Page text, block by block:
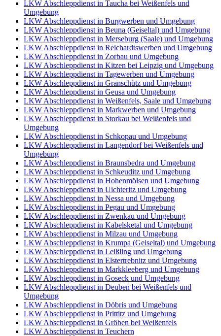
LKW Abschleppdienst in Taucha bei Weißenfels und
Umgebung
LKW Abschleppdienst in Burgwerben und Umgebung
LKW Abschleppdienst in Beuna (Geiseltal) und Umgebung
LKW Abschleppdienst in Merseburg (Saale) und Umgebung
LKW Abschleppdienst in Reichardtswerben und Umgebung
LKW Abschleppdienst in Zorbau und Umgebung
LKW Abschleppdienst in Kitzen bei Leipzig und Umgebung
LKW Abschleppdienst in Tagewerben und Umgebung
LKW Abschleppdienst in Granschütz und Umgebung
LKW Abschleppdienst in Geusa und Umgebung
LKW Abschleppdienst in Weißenfels, Saale und Umgebung
LKW Abschleppdienst in Markwerben und Umgebung
LKW Abschleppdienst in Storkau bei Weißenfels und
Umgebung
LKW Abschleppdienst in Schkopau und Umgebung
LKW Abschleppdienst in Langendorf bei Weißenfels und
Umgebung
LKW Abschleppdienst in Braunsbedra und Umgebung
LKW Abschleppdienst in Schkeuditz und Umgebung
LKW Abschleppdienst in Hohenmölsen und Umgebung
LKW Abschleppdienst in Uichteritz und Umgebung
LKW Abschleppdienst in Nessa und Umgebung
LKW Abschleppdienst in Pegau und Umgebung
LKW Abschleppdienst in Zwenkau und Umgebung
LKW Abschleppdienst in Kabelsketal und Umgebung
LKW Abschleppdienst in Milzau und Umgebung
LKW Abschleppdienst in Krumpa (Geiseltal) und Umgebung
LKW Abschleppdienst in Leißling und Umgebung
LKW Abschleppdienst in Elstertrebnitz und Umgebung
LKW Abschleppdienst in Markkleeberg und Umgebung
LKW Abschleppdienst in Goseck und Umgebung
LKW Abschleppdienst in Deuben bei Weißenfels und
Umgebung
LKW Abschleppdienst in Döbris und Umgebung
LKW Abschleppdienst in Prittitz und Umgebung
LKW Abschleppdienst in Gröben bei Weißenfels
LKW Abschleppdienst in Teuchern